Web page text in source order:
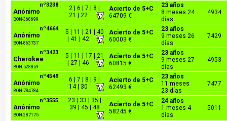
nº3238
Anónimo
BON-368699
2 | 6 | 7 | 8 |
21 | 22
Acierto de 5+C
64709 €
23 años
8 meses 24
días
4934
nº4664
Anónimo
BON-863737
5 | 11 | 21 | 40
| 41 | 42
Acierto de 5+C
60003 €
23 años
9 meses 26
días
7429
nº3423
Cherokee
BON-528859
5 | 11 | 17 | 21
| 27 | 46
Acierto de 5+C
60815 €
23 años
9 meses 27
días
4953
nº4549
Anónimo
BON-784784
6 | 7 | 8 | 9 |
14 | 30
Acierto de 5+C
62493 €
23 años
11 meses
23 días
7477
nº3555
Anónimo
BON-287175
23 | 33 | 35 |
39 | 45 | 48
Acierto de 5+C
58245 €
24 años
1 meses 4
días
5011